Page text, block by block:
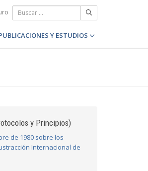
Y ESTUDIOS
y Principios)
de 1980 sobre los
Internacional de